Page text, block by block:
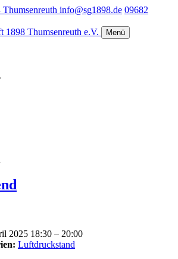
info@sg1898.de 09682
Menü
2025 18:30 – 20:00
Luftdruckstand